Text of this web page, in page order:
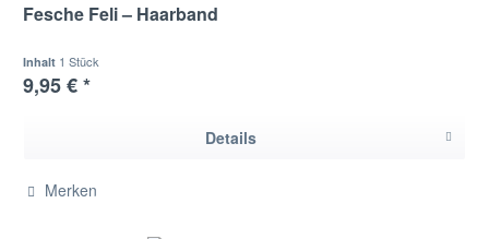
Fesche Feli – Haarband
Inhalt 1 Stück
9,95 € *
Details
Merken